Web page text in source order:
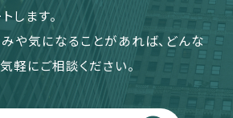
します。
や気になることがあれば、どんな
軽にご相談ください。